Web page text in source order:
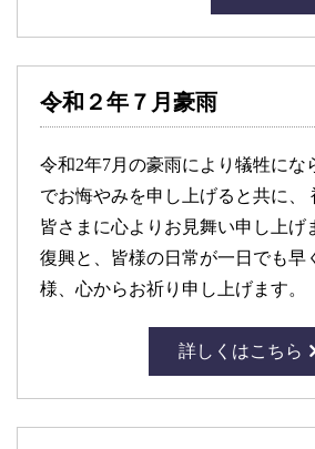
令和２年７月豪雨
令和2年7月の豪雨により犠牲にな
でお悔やみを申し上げると共に、
皆さまに心よりお見舞い申し上げ
復興と、皆様の日常が一日でも早
様、心からお祈り申し上げます。
詳しくはこちら